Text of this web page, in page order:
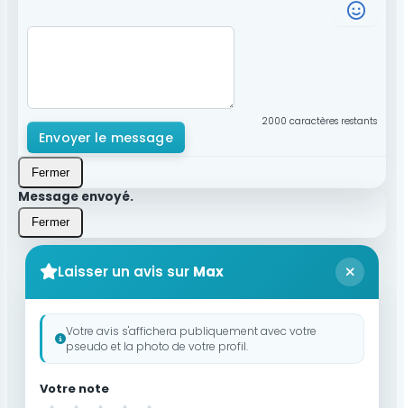
2000 caractères restants
Envoyer le message
Fermer
Message envoyé.
Fermer
Laisser un avis sur Max
Votre avis s'affichera publiquement avec votre
pseudo et la photo de votre profil.
Votre note